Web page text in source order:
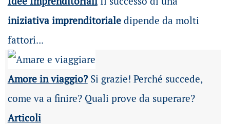
iniziativa imprenditorialedipende da molti
fattori...
Amore in viaggio?Si grazie! Perché succede,
come va a finire? Quali prove da superare?
Articoli